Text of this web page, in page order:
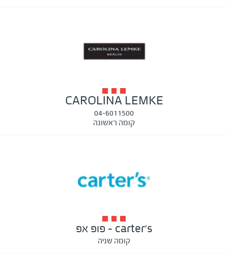
CAROLINA LEMKE
04-6011500
קומה ראשונה
carter's - פופ אפ
קומה שניה